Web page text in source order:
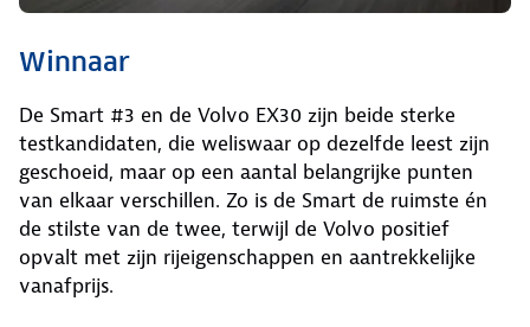
Winnaar
De Smart #3 en de Volvo EX30 zijn beide sterke
testkandidaten, die weliswaar op dezelfde leest zijn
geschoeid, maar op een aantal belangrijke punten
van elkaar verschillen. Zo is de Smart de ruimste én
de stilste van de twee, terwijl de Volvo positief
opvalt met zijn rijeigenschappen en aantrekkelijke
vanafprijs.